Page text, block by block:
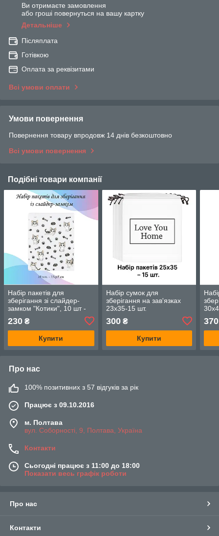
Ви отримаєте замовлення
або гроші повернуться на вашу картку
Детальніше
Післяплата
Готівкою
Оплата за реквізитами
Всі умови оплати
Умови повернення
Повернення товару впродовж 14 днів безкоштовно
Всі умови повернення
Подібні товари компанії
Набір пакетів для
зберігання зі слайдер-
замком "Котики", 10 шт -
35×45 см LoveYouHome
230 ₴
Купити
Набір сумок для
зберігання на зав'язках
23х35-15 шт.
300₴
Купити
370
Про нас
100% позитивних з 57 відгуків за рік
Працює з 09.10.2016
м. Полтава
вул. Соборності, 9, Полтава, Україна
Контакти
Сьогодні працює з 11:00 до 18:00
Показати весь графік роботи
Про нас
Контакти